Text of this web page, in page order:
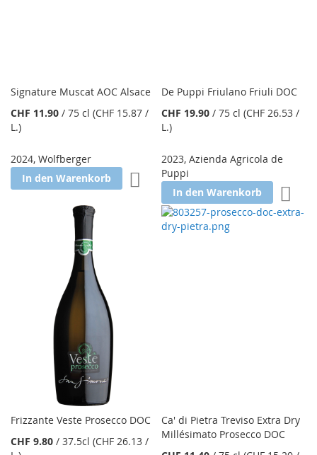
Signature Muscat AOC Alsace
CHF 11.90 / 75 cl (CHF 15.87 /
L.)
2024, Wolfberger
In den Warenkorb
Zur Wunschliste hinzufügen
De Puppi Friulano Friuli DOC
CHF 19.90 /75 cl (CHF 26.53 /
L.)
2023,Azienda Agricola de
Puppi
In den Warenkorb
Frizzante Veste Prosecco DOC
CHF 9.80 / 37.5cl (CHF 26.13 /
Ca' di Pietra Treviso Extra Dry
Millésimato Prosecco DOC